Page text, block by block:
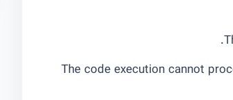
.
The code execution cannot